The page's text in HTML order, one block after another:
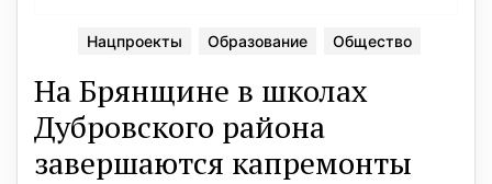
Нацпроекты Образование Общество
На Брянщине в школах
Дубровского района
завершаются капремонты